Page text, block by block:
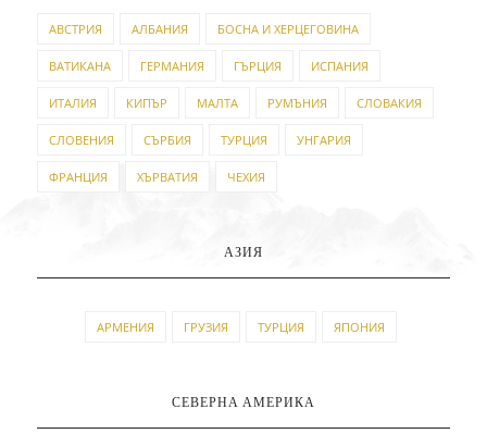
АВСТРИЯ АЛБАНИЯ БОСНА И ХЕРЦЕГОВИНА
ВАТИКАНА ГЕРМАНИЯ ГЪРЦИЯ ИСПАНИЯ
ИТАЛИЯ КИПЪР МАЛТА РУМЪНИЯ СЛОВАКИЯ
СЛОВЕНИЯ СЪРБИЯ ТУРЦИЯ УНГАРИЯ
ФРАНЦИЯ ХЪРВАТИЯ ЧЕХИЯ
АЗИЯ
АРМЕНИЯ ГРУЗИЯ ТУРЦИЯ ЯПОНИЯ
СЕВЕРНА АМЕРИКА